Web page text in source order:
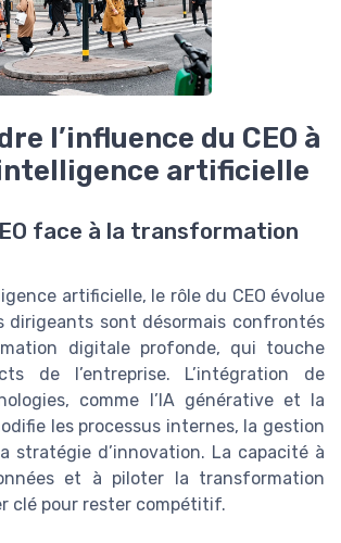
l’influence du CEO à
artificielle
face à la transformation
artificielle, le rôle du CEO évolue
dirigeants sont désormais confrontés
digitale profonde, qui touche
de l’entreprise. L’intégration de
comme l’IA générative et la
les processus internes, la gestion
stratégie d’innovation. La capacité à
et à piloter la transformation
clé pour rester compétitif.